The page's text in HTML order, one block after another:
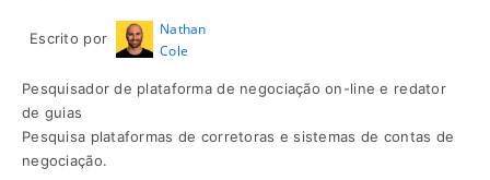
Escrito por
Nathan
Cole
Pesquisador de plataforma de negociação on-line e redator
de guias
Pesquisa plataformas de corretoras e sistemas de contas de
negociação.